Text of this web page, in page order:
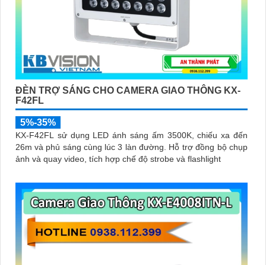
ĐÈN TRỢ SÁNG CHO CAMERA GIAO THÔNG KX-
F42FL
5%-35%
KX-F42FL sử dụng LED ánh sáng ấm 3500K, chiếu xa đến
26m và phủ sáng cùng lúc 3 làn đường. Hỗ trợ đồng bộ chụp
ảnh và quay video, tích hợp chế độ strobe và flashlight